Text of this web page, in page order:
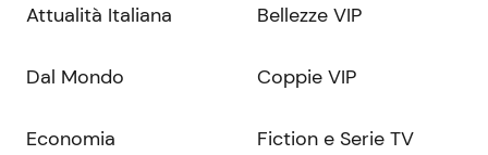
Attualità Italiana
Dal Mondo
Economia
Bellezze VIP
Coppie VIP
Fiction e Serie TV